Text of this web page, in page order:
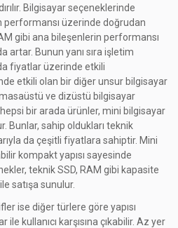
Bilgisayar seçeneklerinde
performansı üzerinde doğrudan
gibi ana bileşenlerin performansı
artar. Bunun yanı sıra işletim
fiyatlar üzerinde etkili
etkili olan bir diğer unsur bilgisayar
ve dizüstü bilgisayar
bir arada ürünler, mini bilgisayar
Bunlar, sahip oldukları teknik
da çeşitli fiyatlara sahiptir. Mini
kompakt yapısı sayesinde
teknik SSD, RAM gibi kapasite
satışa sunulur.
ise diğer türlere göre yapısı
kullanıcı karşısına çıkabilir. Az yer